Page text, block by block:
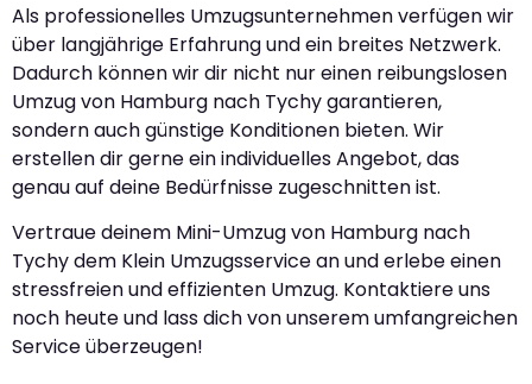
Als professionelles Umzugsunternehmen verfügen wir
über langjährige Erfahrung und ein breites Netzwerk.
Dadurch können wir dir nicht nur einen reibungslosen
Umzug von Hamburg nach Tychy garantieren,
sondern auch günstige Konditionen bieten. Wir
erstellen dir gerne ein individuelles Angebot, das
genau auf deine Bedürfnisse zugeschnitten ist.
Vertraue deinem Mini-Umzug von Hamburg nach
Tychy dem Klein Umzugsservice an und erlebe einen
stressfreien und effizienten Umzug. Kontaktiere uns
noch heute und lass dich von unserem umfangreichen
Service überzeugen!